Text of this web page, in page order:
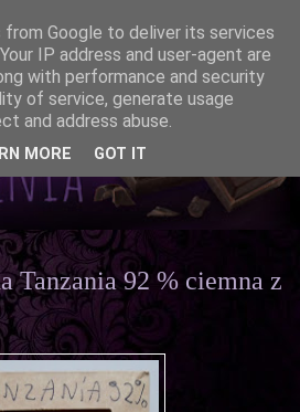
Tanzania 92 % ciemna z
Google to deliver its services
IP address and user-agent are
with performance and security
of service, generate usage
and address abuse.
MORE GOT IT